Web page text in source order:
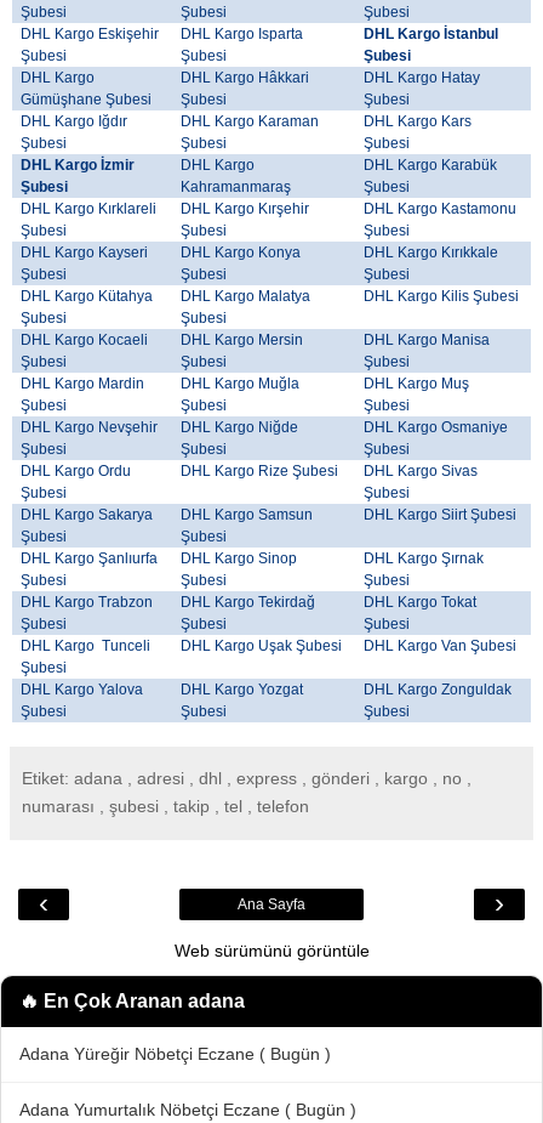
Şubesi
Şubesi
Şubesi
DHL Kargo Eskişehir
Şubesi
DHL Kargo Isparta
Şubesi
DHL Kargo İstanbul
Şubesi
DHL Kargo
Gümüşhane Şubesi
DHL Kargo Hâkkari
Şubesi
DHL Kargo Hatay
Şubesi
DHL Kargo Iğdır
Şubesi
DHL Kargo Karaman
Şubesi
DHL Kargo Kars
Şubesi
DHL Kargo İzmir
Şubesi
DHL Kargo
Kahramanmaraş
DHL Kargo Karabük
Şubesi
DHL Kargo Kırklareli
Şubesi
DHL Kargo Kırşehir
Şubesi
DHL Kargo Kastamonu
Şubesi
DHL Kargo Kayseri
Şubesi
DHL Kargo Konya
Şubesi
DHL Kargo Kırıkkale
Şubesi
DHL Kargo Kütahya
Şubesi
DHL Kargo Malatya
Şubesi
DHL Kargo Kilis Şubesi
DHL Kargo Kocaeli
Şubesi
DHL Kargo Mersin
Şubesi
DHL Kargo Manisa
Şubesi
DHL Kargo Mardin
Şubesi
DHL Kargo Muğla
Şubesi
DHL Kargo Muş
Şubesi
DHL Kargo Nevşehir
Şubesi
DHL Kargo Niğde
Şubesi
DHL Kargo Osmaniye
Şubesi
DHL Kargo Ordu
Şubesi
DHL Kargo Rize Şubesi
DHL Kargo Sivas
Şubesi
DHL Kargo Sakarya
Şubesi
DHL Kargo Samsun
Şubesi
DHL Kargo Siirt Şubesi
DHL Kargo Şanlıurfa
Şubesi
DHL Kargo Sinop
Şubesi
DHL Kargo Şırnak
Şubesi
DHL Kargo Trabzon
Şubesi
DHL Kargo Tekirdağ
Şubesi
DHL Kargo Tokat
Şubesi
DHL Kargo Tunceli
Şubesi
DHL Kargo Uşak Şubesi DHL Kargo Van Şubesi
DHL Kargo Yalova
Şubesi
DHL Kargo Yozgat
Şubesi
DHL Kargo Zonguldak
Şubesi
Etiket: adana , adresi , dhl , express , gönderi , kargo , no ,
numarası , şubesi , takip , tel , telefon
‹ ›
Ana Sayfa
Web sürümünü görüntüle
🔥 En Çok Aranan adana
Adana Yüreğir Nöbetçi Eczane ( Bugün )
Adana Yumurtalık Nöbetçi Eczane ( Bugün )